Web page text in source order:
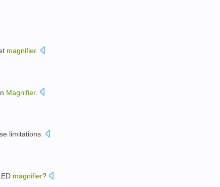
magnifier.
Magnifier.
limitations.
magnifier?